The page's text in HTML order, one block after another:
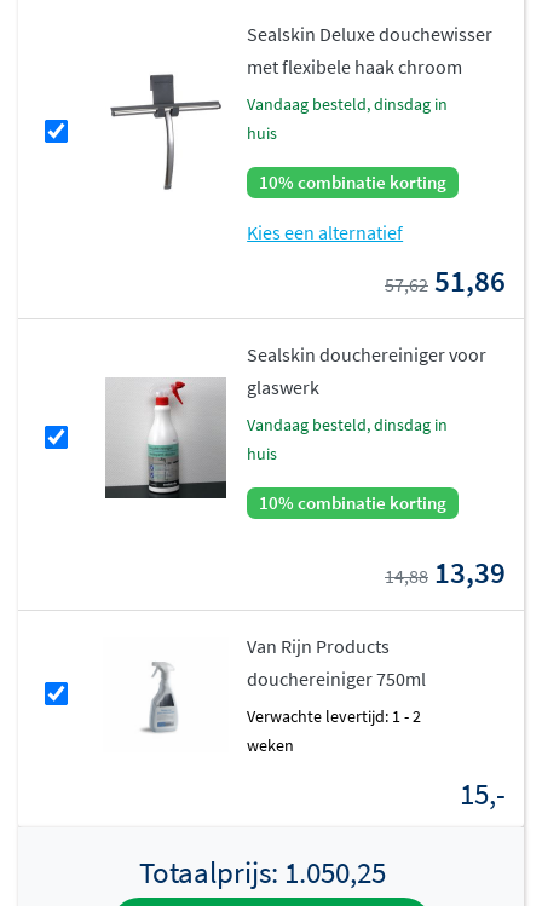
Sealskin Deluxe douchewisser
met flexibele haak chroom
vandaag besteld, dinsdag in
huis
10% combinatie korting
Kies een alternatief
57,62 51,86
Sealskin douchereiniger voor
glaswerk
vandaag besteld, dinsdag in
huis
10% combinatie korting
14,88 13,39
Van Rijn Products
douchereiniger 750ml
Verwachte levertijd: 1 - 2
weken
15,-
Totaalprijs: 1.050,25